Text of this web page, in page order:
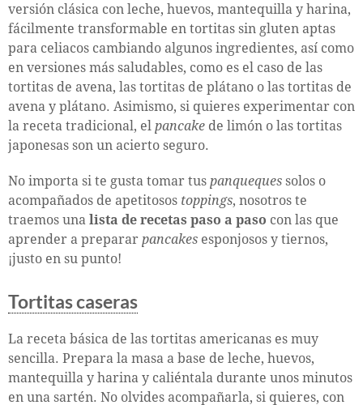
versión clásica con leche, huevos, mantequilla y harina,
fácilmente transformable en tortitas sin gluten aptas
para celiacos cambiando algunos ingredientes, así como
en versiones más saludables, como es el caso de las
tortitas de avena, las tortitas de plátano o las tortitas de
avena y plátano. Asimismo, si quieres experimentar con
la receta tradicional, el pancake de limón o las tortitas
japonesas son un acierto seguro.
No importa si te gusta tomar tus panqueques solos o
acompañados de apetitosos toppings, nosotros te
traemos una lista de recetas paso a paso con las que
aprender a preparar pancakes esponjosos y tiernos,
¡justo en su punto!
Tortitas caseras
La receta básica de las tortitas americanas es muy
sencilla. Prepara la masa a base de leche, huevos,
mantequilla y harina y caliéntala durante unos minutos
en una sartén. No olvides acompañarla, si quieres, con